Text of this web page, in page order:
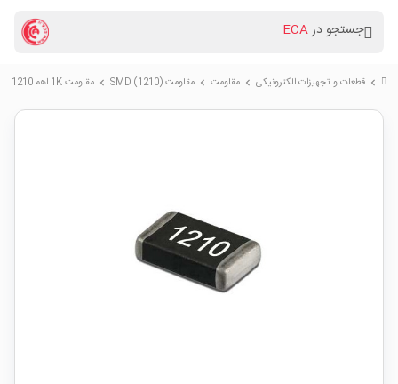
جستجو درECA
chevron_right قطعات و تجهیزات الکترونیکی chevron_right مقاومت chevron_right مقاومت (SMD (1210 chevron_right مقاومت 1K اهم SMD 1210